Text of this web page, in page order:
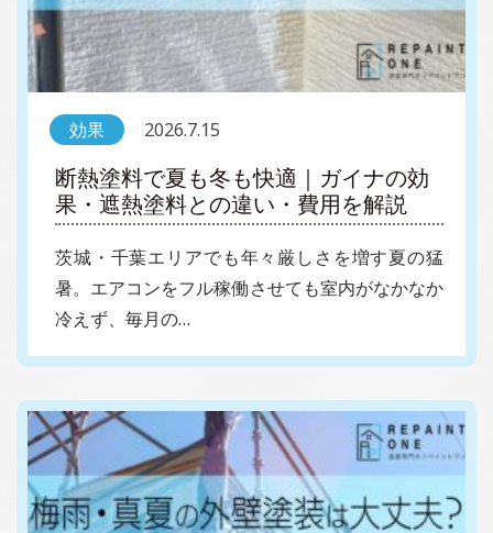
効果 2026.7.15
断熱塗料で夏も冬も快適｜ガイナの効
果・遮熱塗料との違い・費用を解説
茨城・千葉エリアでも年々厳しさを増す夏の猛
暑。エアコンをフル稼働させても室内がなかなか
冷えず、毎月の…